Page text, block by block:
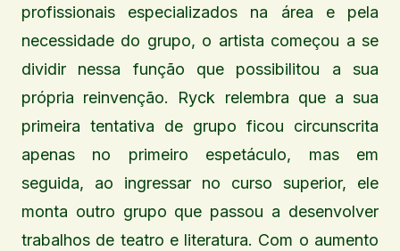
profissionais especializados na área e pela
necessidade do grupo, o artista começou a se
dividir nessa função que possibilitou a sua
própria reinvenção. Ryck relembra que a sua
primeira tentativa de grupo ficou circunscrita
apenas no primeiro espetáculo, mas em
seguida, ao ingressar no curso superior, ele
monta outro grupo que passou a desenvolver
trabalhos de teatro e literatura. Com o aumento